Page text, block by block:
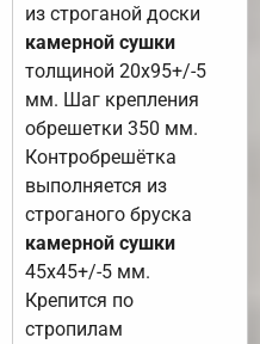
из строганой доски
камерной сушки
толщиной 20х95+/-5
мм. Шаг крепления
обрешетки 350 мм.
Контробрешётка
выполняется из
строганого бруска
камерной сушки
45х45+/-5 мм.
Крепится по
стропилам